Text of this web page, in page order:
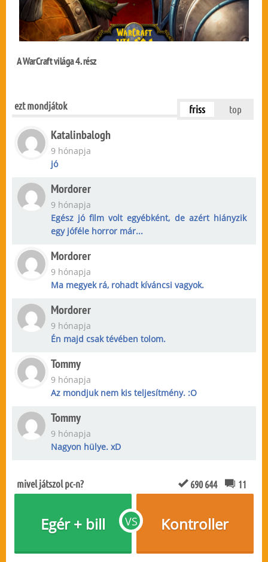
A WarCraft világa 4. rész
ezt mondjátok friss top
Katalinbalogh
9 hónapja
jó
Mordorer
9 hónapja
Egész jó film volt egyébként, de azért hiányzik
egy jóféle horror már...
Mordorer
9 hónapja
Ma megyek rá, rohadt kíváncsi vagyok.
Mordorer
9 hónapja
Én majd csak tévében tolom.
Tommy
9 hónapja
Az mondjuk nem kis teljesítmény. :O
Tommy
9 hónapja
Nagyon hülye. xD
mivel játszol pc-n? 690 644 11
VS
Egér + bill Kontroller